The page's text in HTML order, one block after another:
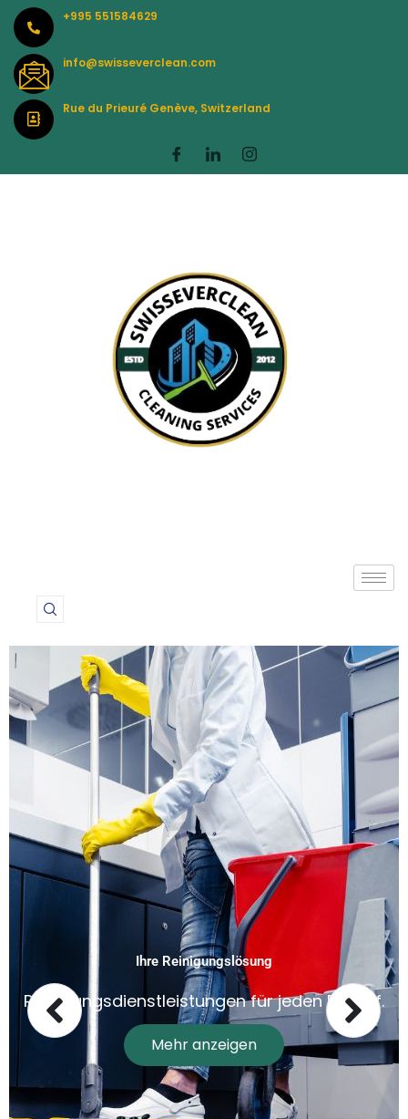
Skip
content
+995 551584629
info@swisseverclean.com
Rue du Prieuré Genève, Switzerland
Ihre Reinigungslösung
Reinigungsdienstleistungen für jeden Bedarf.
Mehr anzeigen